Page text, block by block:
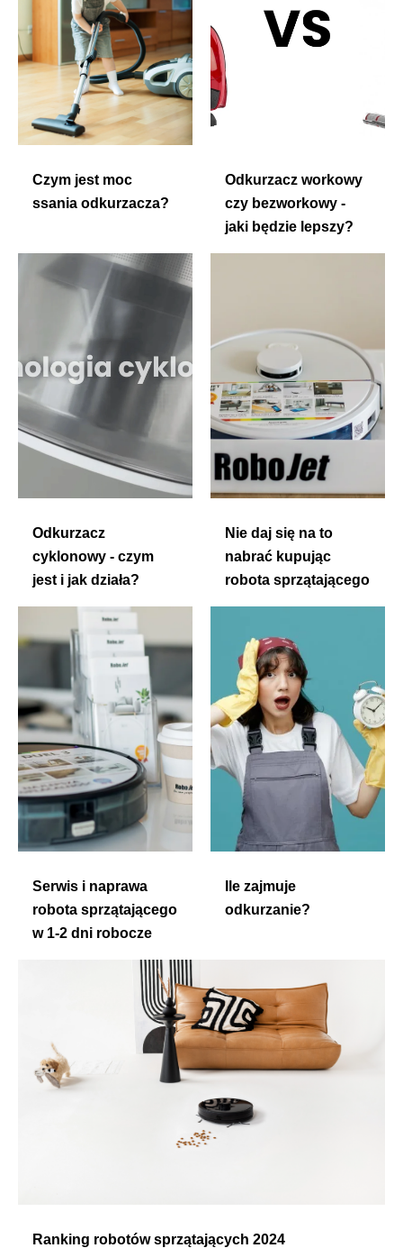
Czym jest moc
ssania odkurzacza?
Odkurzacz workowy
czy bezworkowy -
jaki będzie lepszy?
Odkurzacz
cyklonowy - czym
jest i jak działa?
Nie daj się na to
nabrać kupując
robota sprzątającego
Serwis i naprawa
robota sprzątającego
w 1-2 dni robocze
Ile zajmuje
odkurzanie?
Ranking robotów sprzątających 2024